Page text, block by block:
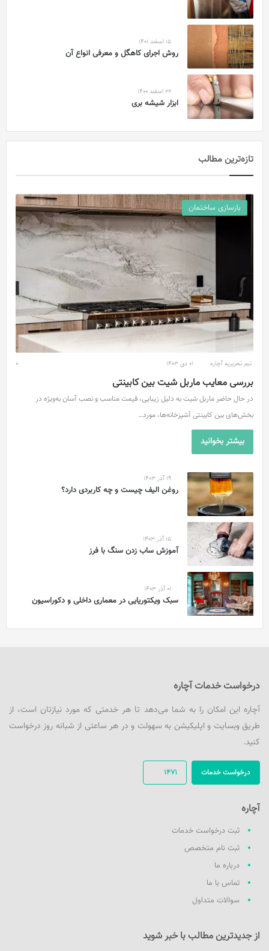
15 اسفند 1401
روش اجرای کاهگل و معرفی انواع آن
22 اسفند 1400
ابزار شیشه بری
تازه‌ترین مطالب
بازسازی ساختمان
تیم تحریریه آچاره 01 دی 1403 0
بررسی معایب ماربل شیت بین کابینتی
در حال حاضر ماربل شیت به دلیل زیبایی، قیمت مناسب و نصب آسان به‌ویژه در
بخش‌های بین کابینتی آشپزخانه‌ها، مورد…
بیشتر بخوانید
19 آذر 1403
روغن الیف چیست و چه کاربردی دارد؟
15 آذر 1403
آموزش ساب زدن سنگ با فرز
01 آذر 1403
سبک ویکتوریایی در معماری داخلی و دکوراسیون
درخواست خدمات آچاره
آچاره این امکان را به شما می‌دهد تا هر خدمتی که مورد نیازتان است، از
طریق وبسایت و اپلیکیشن به سهولت و در هر ساعتی از شبانه روز درخواست
کنید.
1471 درخواست خدمات
آچاره
ثبت درخواست خدمات
ثبت نام متخصص
درباره ما
تماس با ما
سوالات متداول
از جدیدترین مطالب با خبر شوید